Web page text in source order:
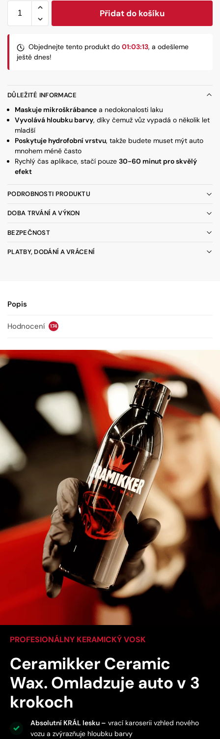
Přidat do košíku
Objednejte tento produkt do 01:03:11, a odešleme ještě
dnes!
DŮLEŽITÉ INFORMACE
Maskuje mikroškrábance a nedokonalosti laku
Vyvolává hloubku barvy, díky čemuž vůz vypadá o několik let
mladší
Poskytuje hydrofobní vrstvu, takže budete muset mýt auto
mnohem méně často
Rychlý čas aplikace, stačí pouze 30-60 minut pro skvělý
efekt
PODROBNOSTI PRODUKTU
DOBA TRVÁNÍ A VÝKON
BEZPEČNOST
PLATBY, DODÁNÍ A VRÁCENÍ
Popis
Hodnocení 174
PROFESIONÁLNY KERAMICKÝ VOSK
Ceramikker Ceramic
Wax. Omladzuje auto v 3
krokoch
Absolutní KRÁL lesku – vrací karoserii vzhled nového
vozu a zvýrazňuje hloubku barvy